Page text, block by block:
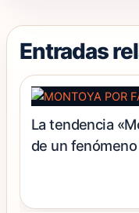
de
producto
Entradas
La tendencia
de un